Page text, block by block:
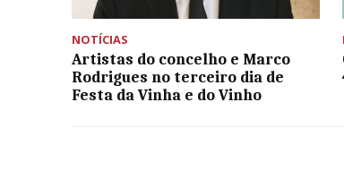
NOTÍCIAS
Artistas do concelho e Marco
Rodrigues no terceiro dia de
Festa da Vinha e do Vinho